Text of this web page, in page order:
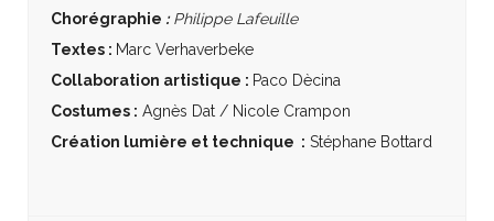
Chorégraphie :Philippe Lafeuille
Textes : Marc Verhaverbeke
Collaboration artistique : Paco Dècina
Costumes : Agnès Dat / Nicole Crampon
Création lumière et technique : Stéphane Bottard